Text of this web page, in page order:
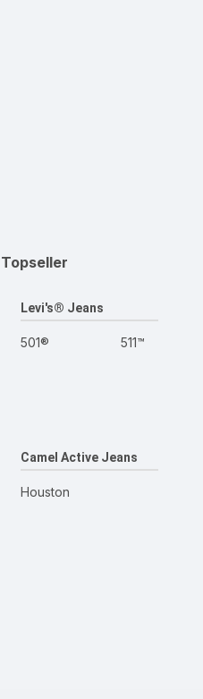
Topseller
Levi's® Jeans
501® 511™
Camel Active Jeans
Houston